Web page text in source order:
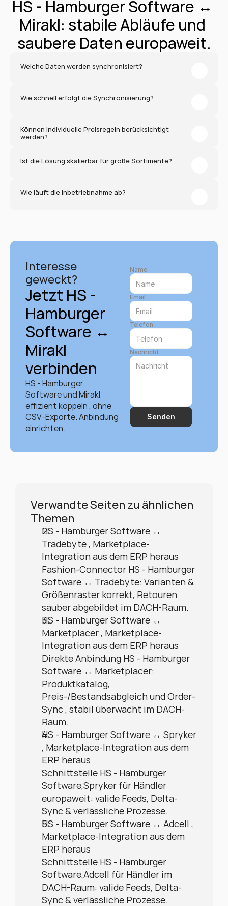
HS - Hamburger Software ↔
Mirakl: stabile Abläufe und
saubere Daten europaweit.
Welche Daten werden synchronisiert?
Wie schnell erfolgt die Synchronisierung?
Können individuelle Preisregeln berücksichtigt
werden?
Ist die Lösung skalierbar für große Sortimente?
Wie läuft die Inbetriebnahme ab?
Interesse
geweckt?
Jetzt HS -
Hamburger
Software ↔
Mirakl
verbinden
HS - Hamburger
Software und Mirakl
effizient koppeln , ohne
CSV-Exporte. Anbindung
einrichten.
Name
Email
Telefon
Nachricht
Senden
Verwandte Seiten zu ähnlichen
Themen
HS - Hamburger Software ↔
Tradebyte , Marketplace-
Integration aus dem ERP heraus
Fashion-Connector HS - Hamburger
Software ↔ Tradebyte: Varianten &
Größenraster korrekt, Retouren
sauber abgebildet im DACH-Raum.
HS - Hamburger Software ↔
Marketplacer , Marketplace-
Integration aus dem ERP heraus
Direkte Anbindung HS - Hamburger
Software ↔ Marketplacer:
Produktkatalog,
Preis-/Bestandsabgleich und Order-
Sync , stabil überwacht im DACH-
Raum.
HS - Hamburger Software ↔ Spryker
, Marketplace-Integration aus dem
ERP heraus
Schnittstelle HS - Hamburger
Software,Spryker für Händler
europaweit: valide Feeds, Delta-
Sync & verlässliche Prozesse.
HS - Hamburger Software ↔ Adcell ,
Marketplace-Integration aus dem
ERP heraus
Schnittstelle HS - Hamburger
Software,Adcell für Händler im
DACH-Raum: valide Feeds, Delta-
Sync & verlässliche Prozesse.